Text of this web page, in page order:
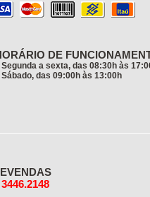
DE
Segunda a sexta, das 08:30h às
Sábado, das 09:00h às 13:00h